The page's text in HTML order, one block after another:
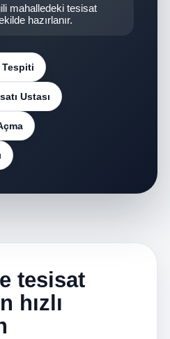
mahalledeki tesisat
hazırlanır.
Tespiti
Ustası
tesisat
hızlı